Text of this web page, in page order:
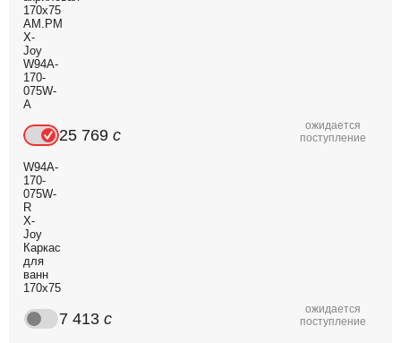
170x75
AM.PM
X-
Joy
W94A-
170-
075W-
A
ожидается
поступление
25 769 c
W94A-
170-
075W-
R
X-
Joy
Каркас
для
ванн
170х75
ожидается
поступление
7 413 c